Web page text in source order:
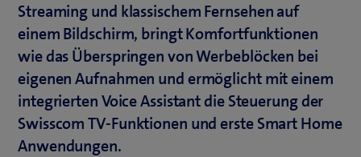
Streaming und klassischem Fernsehen auf
einem Bildschirm, bringt Komfortfunktionen
wie das Überspringen von Werbeblöcken bei
eigenen Aufnahmen und ermöglicht mit einem
integrierten Voice Assistant die Steuerung der
Swisscom TV-Funktionen und erste Smart Home
Anwendungen.